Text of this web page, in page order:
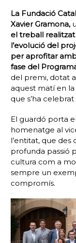
La Fundació
Xavier Gramona,
el treball
l’evolució del
per aprofitar
fase del
del premi, dotat
aquest matí en
que s’ha celebrat
El guardó porta
homenatge al
l’entitat, que des
profunda passió
cultura com a
sempre un
compromís.